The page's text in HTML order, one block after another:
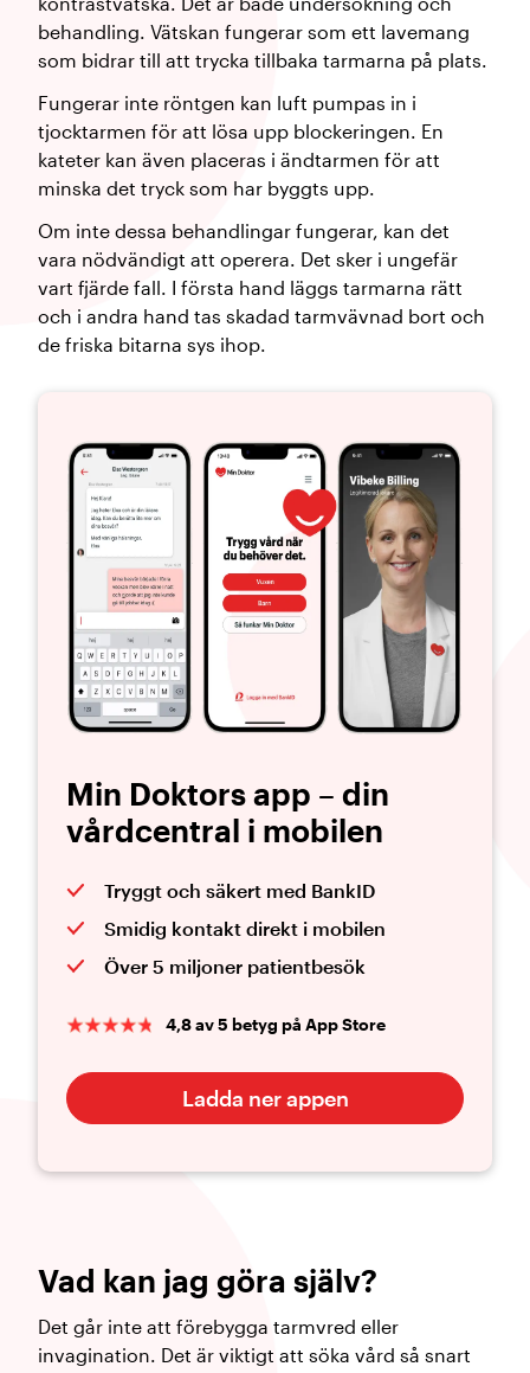
behandling. Vätskan fungerar som ett lavemang
som bidrar till att trycka tillbaka tarmarna på plats.
Fungerar inte röntgen kan luft pumpas in i
tjocktarmen för att lösa upp blockeringen. En
kateter kan även placeras i ändtarmen för att
minska det tryck som har byggts upp.
Om inte dessa behandlingar fungerar, kan det
vara nödvändigt att operera. Det sker i ungefär
vart fjärde fall. I första hand läggs tarmarna rätt
och i andra hand tas skadad tarmvävnad bort och
de friska bitarna sys ihop.
Min Doktors app – din
vårdcentral i mobilen
Tryggt och säkert med BankID
Smidig kontakt direkt i mobilen
Över 5 miljoner patientbesök
4,8 av 5 betyg på App Store
Ladda ner appen
Vad kan jag göra själv?
Det går inte att förebygga tarmvred eller
invagination. Det är viktigt att söka vård så snart